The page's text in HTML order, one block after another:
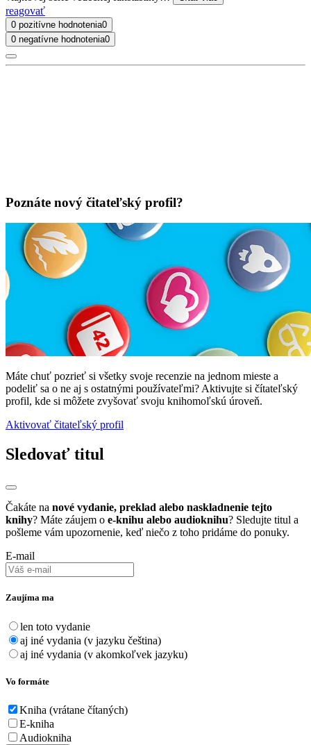
reagovať
0 pozitívne hodnotenia0
0 negatívne hodnotenia0
Poznáte nový čitateľský profil?
Máte chuť pozrieť si všetky svoje recenzie na jednom mieste a
podeliť sa o ne aj s ostatnými používateľmi? Aktivujte si čítateľský
profil, kde si môžete zvyšovať svoju knihomoľskú úroveň.
Aktivovať čitateľský profil
Sledovať titul
Čakáte na nové vydanie, preklad alebo naskladnenie tejto
knihy? Máte záujem o e-knihu alebo audioknihu? Sledujte titul a
pošleme vám upozornenie, keď niečo z toho pridáme do ponuky.
E-mail
Zaujíma ma
len toto vydanie
aj iné vydania (v jazyku čeština)
aj iné vydania (v akomkoľvek jazyku)
Vo formáte
Kniha (vrátane čítaných)
E-kniha
Audiokniha